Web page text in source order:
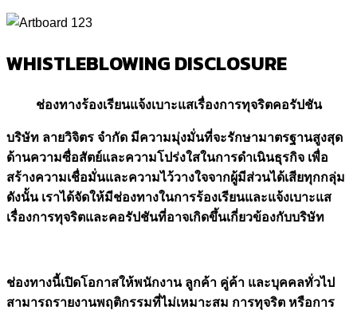
WHISTLEBLOWING DISCLOSURE
ช่องทางร้องเรียนแจ้งเบาะแสเรื่องการทุจริตคอรัปชัน
บริษัท ลายวิจิตร จำกัด มีความมุ่งมั่นที่จะรักษามาตรฐานสูงสุด
ด้านความซื่อสัตย์และความโปร่งใสในการดำเนินธุรกิจ เพื่อ
สร้างความเชื่อมั่นและความไว้วางใจจากผู้มีส่วนได้เสียทุกกลุ่ม
ดังนั้น เราได้จัดให้มีช่องทางในการร้องเรียนและแจ้งเบาะแส
เรื่องการทุจริตและคอรัปชันที่อาจเกิดขึ้นเกี่ยวข้องกับบริษัท
ช่องทางนี้เปิดโอกาสให้พนักงาน ลูกค้า คู่ค้า และบุคคลทั่วไป
สามารถรายงานพฤติกรรมที่ไม่เหมาะสม การทุจริต หรือการ